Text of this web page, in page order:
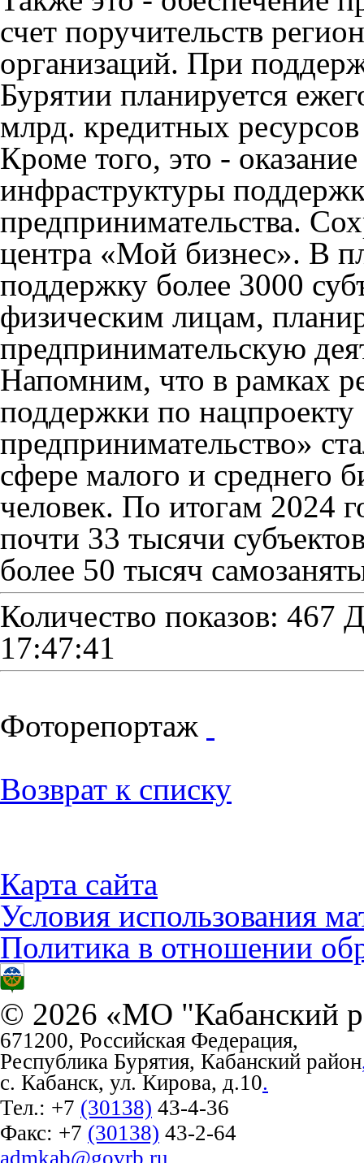
счет поручительств
организаций. При
Бурятии планируется
млрд. кредитных
Кроме того, это -
инфраструктуры
предпринимательства.
центра «Мой бизнес». В
поддержку более 3000
физическим лицам,
предпринимательскую
Напомним, что в рамках
поддержки по
предпринимательство»
сфере малого и среднего
человек. По итогам 2024
почти 33 тысячи
более 50 тысяч
Количество показов: 467
17:47:41
Фоторепортаж
Возврат к списку
Карта сайта
Условия использования
Политика в отношении
© 2026 «МО "Кабанский
671200, Российская Федерация,
Республика Бурятия, Кабанский район
с. Кабанск, ул. Кирова, д.10.
Тел.: +7 (30138) 43-4-36
Факс: +7 (30138) 43-2-64
admkab@govrb.ru